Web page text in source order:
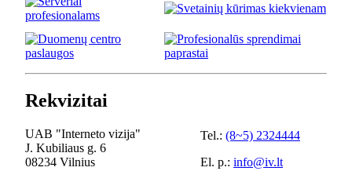
Rekvizitai
UAB "Interneto vizija"
J. Kubiliaus g. 6
08234 Vilnius
Tel.: (8~5) 2324444
El. p.: info@iv.lt